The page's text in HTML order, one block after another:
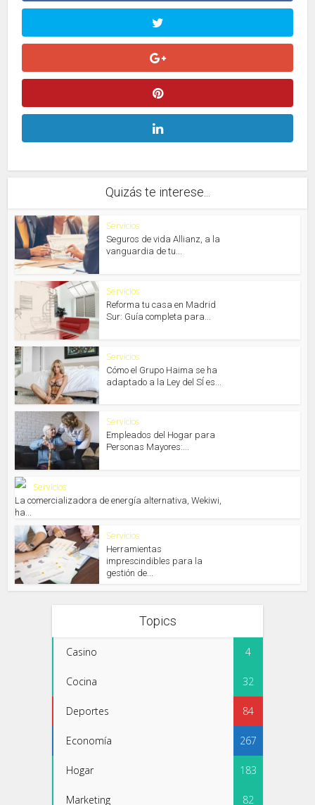
Quizás te interese...
Servicios
Seguros de vida Allianz, a la
vanguardia de tu...
Servicios
Reforma tu casa en Madrid
Sur: Guía completa para...
Servicios
Cómo el Grupo Haima se ha
adaptado a la Ley del SÍ es...
Servicios
Empleados del Hogar para
Personas Mayores:...
Servicios
La comercializadora de energía alternativa, Wekiwi,
ha...
Servicios
Herramientas
imprescindibles para la
gestión de...
Topics
Casino 4
Cocina 32
Deportes 84
Economía 267
Hogar 183
Marketing 82